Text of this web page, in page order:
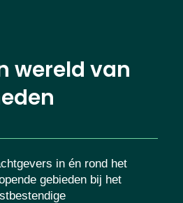
wereld van
in én rond het
gebieden bij het